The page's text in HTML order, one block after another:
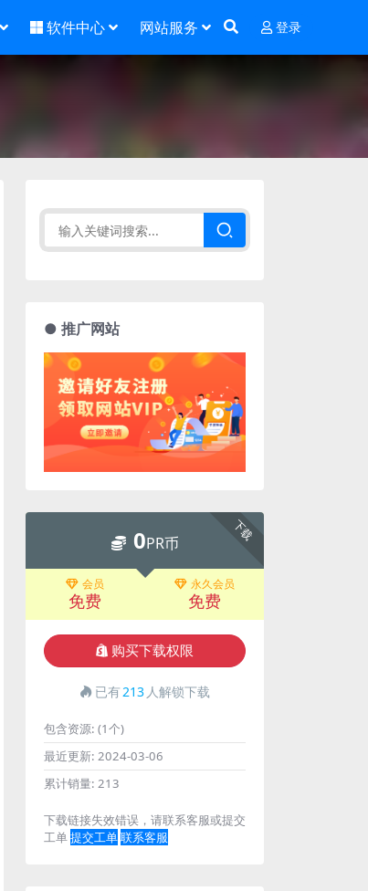
软件中心 网站服务 登录
● 推广网站
下载
0PR币
会员
免费
永久会员
免费
购买下载权限
已有213 人解锁下载
包含资源: (1个)
最近更新: 2024-03-06
累计销量: 213
下载链接失效错误，请联系客服或提交
工单提交工单联系客服